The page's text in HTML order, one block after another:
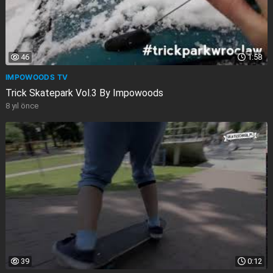
1:58
46
IMPOWOODS TV
Trick Skatepark Vol.3 By Impowoods
8 yıl önce
0:12
39